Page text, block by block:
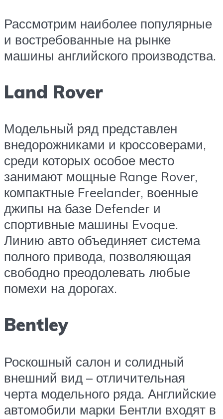
Рассмотрим наиболее популярные
и востребованные на рынке
машины английского производства.
Land Rover
Модельный ряд представлен
внедорожниками и кроссоверами,
среди которых особое место
занимают мощные Range Rover,
компактные Freelander, военные
джипы на базе Defender и
спортивные машины Evoque.
Линию авто объединяет система
полного привода, позволяющая
свободно преодолевать любые
помехи на дорогах.
Bentley
Роскошный салон и солидный
внешний вид – отличительная
черта модельного ряда. Английские
автомобили марки Бентли входят в